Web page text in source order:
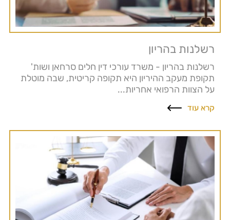
רשלנות בהריון
רשלנות בהריון - משרד עורכי דין חלים סרחאן ושות'
תקופת מעקב ההיריון היא תקופה קריטית, שבה מוטלת
על הצוות הרפואי אחריות...
קרא עוד